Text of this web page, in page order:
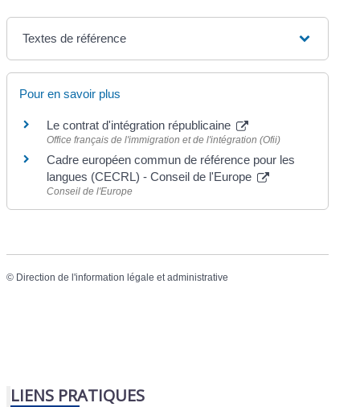
Textes de référence
Pour en savoir plus
Le contrat d'intégration républicaine
Office français de l'immigration et de l'intégration (Ofii)
Cadre européen commun de référence pour les
langues (CECRL) - Conseil de l'Europe
Conseil de l'Europe
© Direction de l'information légale et administrative
LIENS PRATIQUES